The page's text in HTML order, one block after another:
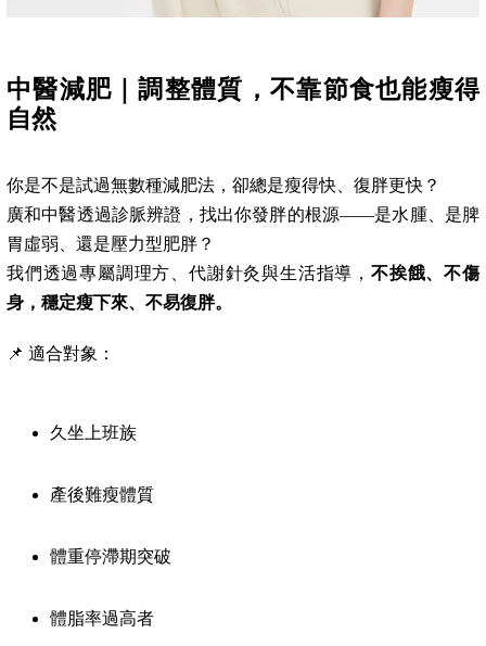
中醫減肥｜調整體質，不靠節食也能瘦得
自然
你是不是試過無數種減肥法，卻總是瘦得快、復胖更快？
廣和中醫透過診脈辨證，找出你發胖的根源——是水腫、是脾
胃虛弱、還是壓力型肥胖？
我們透過專屬調理方、代謝針灸與生活指導， 不挨餓、不傷
身，穩定瘦下來、不易復胖。
📌 適合對象：
久坐上班族
產後難瘦體質
體重停滯期突破
體脂率過高者